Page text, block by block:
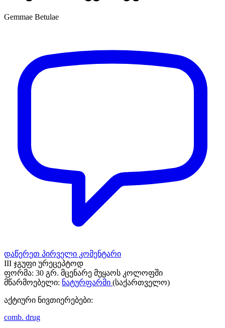
Gemmae Betulae
დაწერეთ პირველი კომენტარი
III ჯგუფი ურეცეპტოდ
ფორმა: 30 გრ. მცენარე მუყაოს კოლოფში
მწარმოებელი: ნატურფარმი (საქართველო)
აქტიური ნივთიერებები:
comb. drug